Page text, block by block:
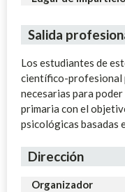
Salida
Los estudiantes de
científico-profesional
necesarias para
primaria con el
psicológicas basadas
Dirección
Organizador